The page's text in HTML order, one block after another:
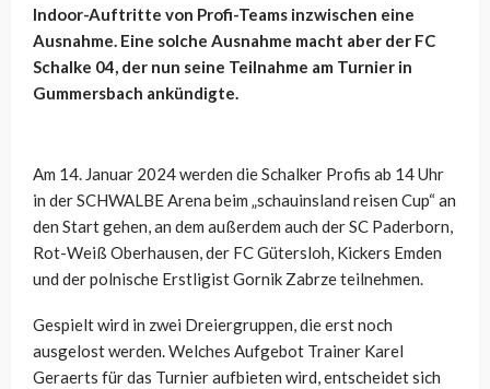
Indoor-Auftritte von Profi-Teams inzwischen eine
Ausnahme. Eine solche Ausnahme macht aber der FC
Schalke 04, der nun seine Teilnahme am Turnier in
Gummersbach ankündigte.
Am 14. Januar 2024 werden die Schalker Profis ab 14 Uhr
in der SCHWALBE Arena beim „schauinsland reisen Cup“ an
den Start gehen, an dem außerdem auch der SC Paderborn,
Rot-Weiß Oberhausen, der FC Gütersloh, Kickers Emden
und der polnische Erstligist Gornik Zabrze teilnehmen.
Gespielt wird in zwei Dreiergruppen, die erst noch
ausgelost werden. Welches Aufgebot Trainer Karel
Geraerts für das Turnier aufbieten wird, entscheidet sich